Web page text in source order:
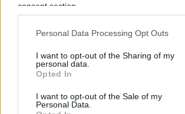
consent section.
Personal Data Processing Opt Outs
I want to opt-out of the Sharing of my
personal data.
Opted In
I want to opt-out of the Sale of my
Personal Data.
Il Regno Unito vuole insomma
attivo” nella politica internazionale
europea. Una struttura costruita su
di tipo puramente mercantilistico,
alcun conto il fatto che, per farsi